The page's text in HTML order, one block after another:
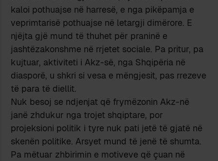
kaloi pothuajse në harresë, e nga pikëpamja e
veprimtarisë pothuajse në letargji dimërore. E
njëjta gjë mund të thuhet për praninë e
jashtëzakonshme në rrjetet sociale. Pa pritur, pa
kujtuar, aktiviteti i Akz-së, nga Shqipëria në
diasporë, u shkri si vesa e mëngjesit, pas rrezeve
të para të diellit.
Nuk besoj se ndjenjat që frymëzonin Akz-në
janë zhdukur nga trojet shqiptare, por
projeksioni politik i tyre nuk pati jetë të gjatë në
skenën politike. Arsyet mund të jenë të shumta.
Pa mëtuar zhbirimin e motiveve që çuan në